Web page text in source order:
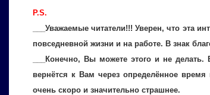
P.S.
___Уважаемые читатели!!! Уверен, что эта
повседневной жизни и на работе. В знак
___Конечно, Вы можете этого и не
вернётся к Вам через определённое
очень скоро и значительно страшнее.